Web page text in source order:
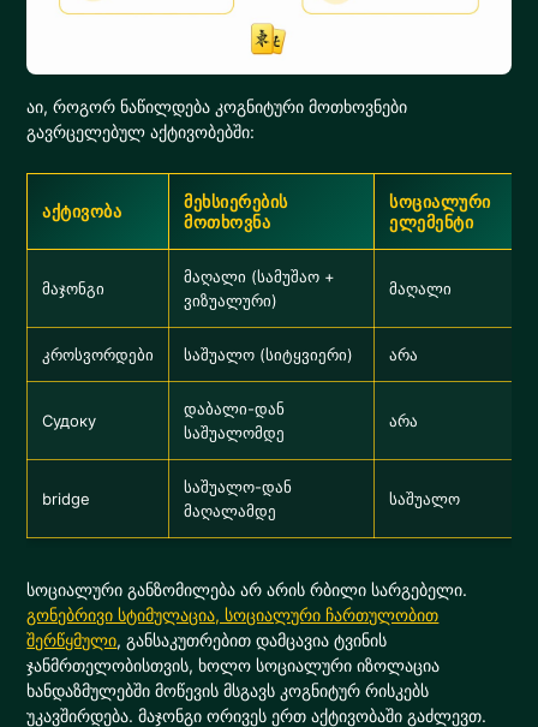
აი, როგორ ნაწილდება კოგნიტური მოთხოვნები
გავრცელებულ აქტივობებში:
აქტივობა
მეხსიერების
მოთხოვნა
სოციალური
ელემენტი
მაჯონგი
მაღალი (სამუშაო +
ვიზუალური)
მაღალი
კროსვორდები საშუალო (სიტყვიერი) არა
Судоку
დაბალი-დან
საშუალომდე
არა
bridge
საშუალო-დან
მაღალამდე
საშუალო
სოციალური განზომილება არ არის რბილი სარგებელი.
გონებრივი სტიმულაცია, სოციალური ჩართულობით
შერწყმული, განსაკუთრებით დამცავია ტვინის
ჯანმრთელობისთვის, ხოლო სოციალური იზოლაცია
ხანდაზმულებში მოწევის მსგავს კოგნიტურ რისკებს
უკავშირდება. მაჯონგი ორივეს ერთ აქტივობაში გაძლევთ.